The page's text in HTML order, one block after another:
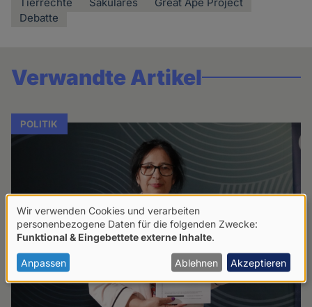
Tierrechte Säkulares
Great Ape Project
Debatte
Verwandte Artikel
POLITIK
Verwendung
von
personenbezogenen
Daten
Wir verwenden Cookies und verarbeiten
personenbezogene Daten für die folgenden Zwecke:
Funktional & Eingebettete externe Inhalte.
Anpassen Ablehnen Akzeptieren